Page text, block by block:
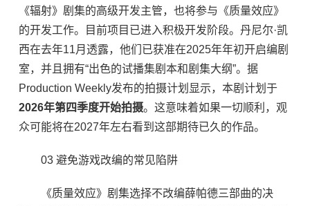
《辐射》剧集的高级开发主管，也将参与《质量效应》
的开发工作。目前项目已进入积极开发阶段。丹尼尔·凯
西在去年11月透露，他们已获准在2025年年初开启编剧
室，并且拥有“出色的试播集剧本和剧集大纲”。据
Production Weekly发布的拍摄计划显示，本剧计划于
2026年第四季度开始拍摄。这意味着如果一切顺利，观
众可能将在2027年左右看到这部期待已久的作品。
03 避免游戏改编的常见陷阱
《质量效应》剧集选择不改编薛帕德三部曲的决